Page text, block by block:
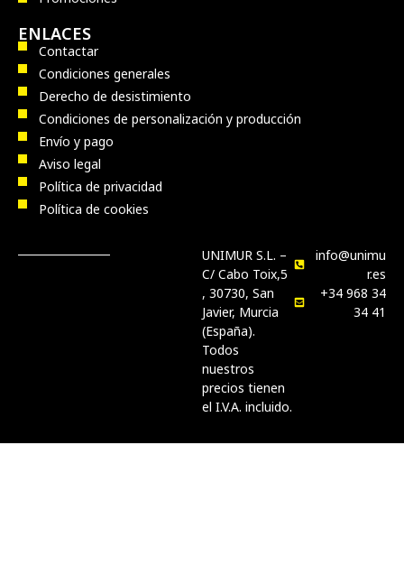
ENLACES
Contactar
Condiciones generales
Derecho de desistimiento
Condiciones de personalización y producción
Envío y pago
Aviso legal
Política de privacidad
Política de cookies
UNIMUR S.L. –
C/ Cabo Toix,5
, 30730, San
Javier, Murcia
(España).
Todos
nuestros
precios tienen
el I.V.A. incluido.
info@unimu
r.es
+34 968 34
34 41